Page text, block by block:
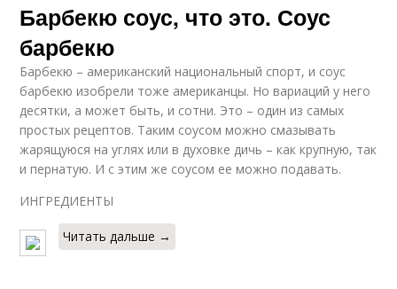
Барбекю соус, что это. Соус
барбекю
Барбекю – американский национальный спорт, и соус
барбекю изобрели тоже американцы. Но вариаций у него
десятки, а может быть, и сотни. Это – один из самых
простых рецептов. Таким соусом можно смазывать
жарящуюся на углях или в духовке дичь – как крупную, так
и пернатую. И с этим же соусом ее можно подавать.
ИНГРЕДИЕНТЫ
Читать дальше →